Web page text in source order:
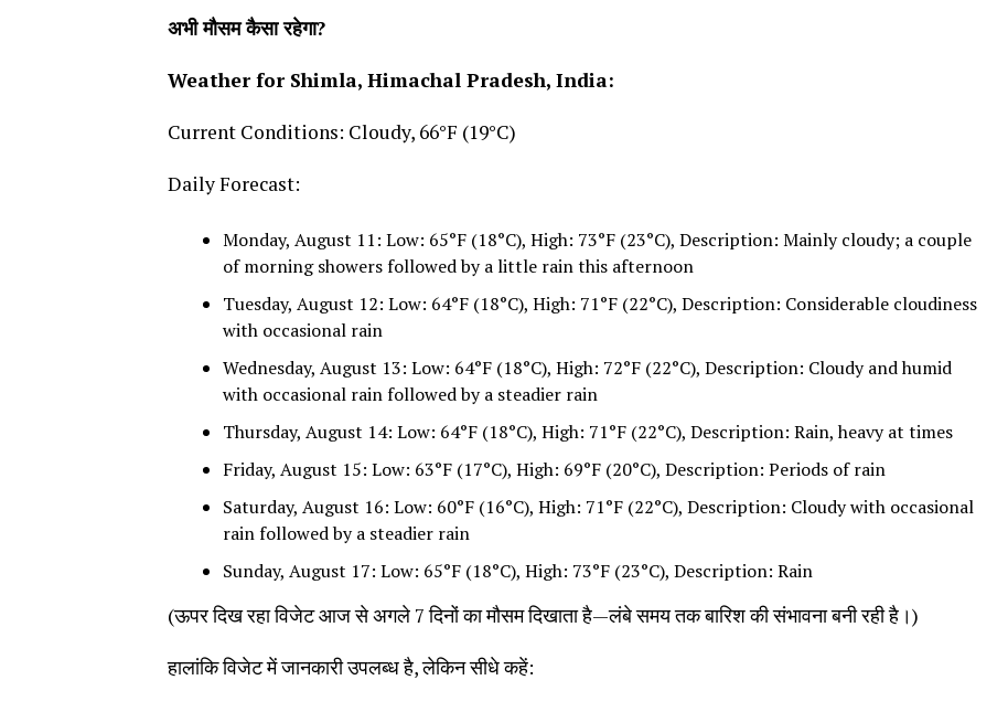
अभी मौसम कैसा रहेगा?
Weather for Shimla, Himachal Pradesh, India:
Current Conditions: Cloudy, 66°F (19°C)
Daily Forecast:
Monday, August 11: Low: 65°F (18°C), High: 73°F (23°C), Description: Mainly cloudy; a couple
of morning showers followed by a little rain this afternoon
Tuesday, August 12: Low: 64°F (18°C), High: 71°F (22°C), Description: Considerable cloudiness
with occasional rain
Wednesday, August 13: Low: 64°F (18°C), High: 72°F (22°C), Description: Cloudy and humid
with occasional rain followed by a steadier rain
Thursday, August 14: Low: 64°F (18°C), High: 71°F (22°C), Description: Rain, heavy at times
Friday, August 15: Low: 63°F (17°C), High: 69°F (20°C), Description: Periods of rain
Saturday, August 16: Low: 60°F (16°C), High: 71°F (22°C), Description: Cloudy with occasional
rain followed by a steadier rain
Sunday, August 17: Low: 65°F (18°C), High: 73°F (23°C), Description: Rain
(ऊपर दिख रहा विजेट आज से अगले 7 दिनों का मौसम दिखाता है—लंबे समय तक बारिश की संभावना बनी रही है।)
हालांकि विजेट में जानकारी उपलब्ध है, लेकिन सीधे कहें: